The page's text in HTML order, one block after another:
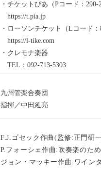
・チケットぴあ（Pコード：290-
https://t.pia.jp
・ローソンチケット（Lコード：
https://l-tike.com
・クレモナ楽器
TEL：092-713-5303
九州管楽合奏団
指揮／中田延亮
F.J.ゴセック作曲(監修:正門研
P.フォーシェ作曲: 吹奏楽のた
ジョン・マッキー作曲: ワイン